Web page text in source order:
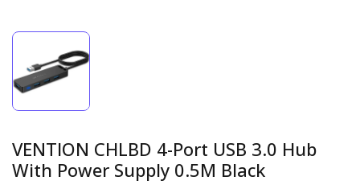
VENTION CHLBD 4-Port USB 3.0 Hub
With Power Supply 0.5M Black